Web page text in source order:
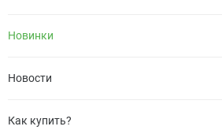
Новинки
Новости
Как купить?